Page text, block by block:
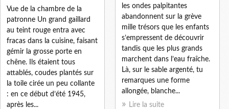
Vue de la chambre de la
patronne Un grand gaillard
au teint rouge entra avec
fracas dans la cuisine, faisant
gémir la grosse porte en
chêne. Ils étaient tous
attablés, coudes plantés sur
la toile cirée un peu collante
: en ce début d’été 1945,
après les...
les ondes palpitantes
abandonnent sur la grève
mille trésors que les enfants
s’empressent de découvrir
tandis que les plus grands
marchent dans l’eau fraîche.
Là, sur le sable argenté, tu
remarques une forme
allongée, blanche...
Lire la suite